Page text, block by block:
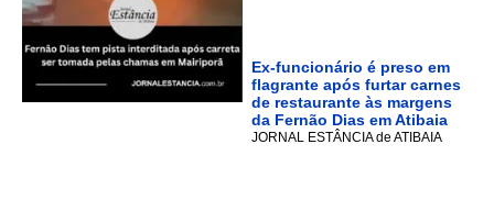
Ex-funcionário é preso em
flagrante após furtar carnes
de restaurante às margens
da Fernão Dias em Atibaia
JORNAL ESTÂNCIA de ATIBAIA